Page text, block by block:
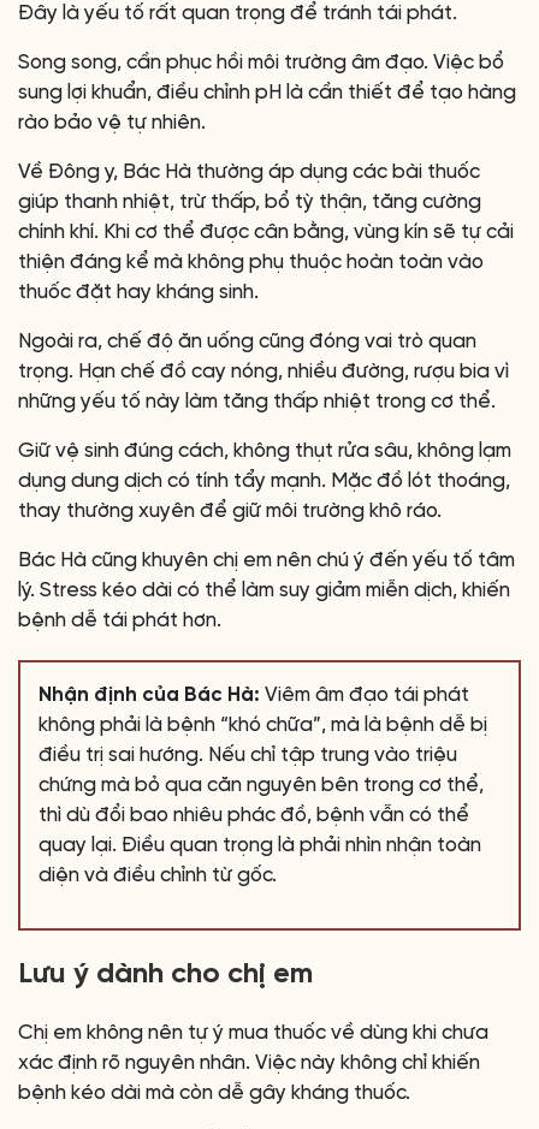
Đây là yếu tố rất quan trọng để tránh tái phát.
Song song, cần phục hồi môi trường âm đạo. Việc bổ
sung lợi khuẩn, điều chỉnh pH là cần thiết để tạo hàng
rào bảo vệ tự nhiên.
Về Đông y, Bác Hà thường áp dụng các bài thuốc
giúp thanh nhiệt, trừ thấp, bổ tỳ thận, tăng cường
chính khí. Khi cơ thể được cân bằng, vùng kín sẽ tự cải
thiện đáng kể mà không phụ thuộc hoàn toàn vào
thuốc đặt hay kháng sinh.
Ngoài ra, chế độ ăn uống cũng đóng vai trò quan
trọng. Hạn chế đồ cay nóng, nhiều đường, rượu bia vì
những yếu tố này làm tăng thấp nhiệt trong cơ thể.
Giữ vệ sinh đúng cách, không thụt rửa sâu, không lạm
dụng dung dịch có tính tẩy mạnh. Mặc đồ lót thoáng,
thay thường xuyên để giữ môi trường khô ráo.
Bác Hà cũng khuyên chị em nên chú ý đến yếu tố tâm
lý. Stress kéo dài có thể làm suy giảm miễn dịch, khiến
bệnh dễ tái phát hơn.
Nhận định của Bác Hà: Viêm âm đạo tái phát
không phải là bệnh “khó chữa”, mà là bệnh dễ bị
điều trị sai hướng. Nếu chỉ tập trung vào triệu
chứng mà bỏ qua căn nguyên bên trong cơ thể,
thì dù đổi bao nhiêu phác đồ, bệnh vẫn có thể
quay lại. Điều quan trọng là phải nhìn nhận toàn
diện và điều chỉnh từ gốc.
Lưu ý dành cho chị em
Chị em không nên tự ý mua thuốc về dùng khi chưa
xác định rõ nguyên nhân. Việc này không chỉ khiến
bệnh kéo dài mà còn dễ gây kháng thuốc.